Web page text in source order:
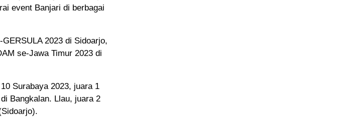
event Banjari di berbagai
2023 di Sidoarjo,
se-Jawa Timur 2023 di
Surabaya 2023, juara 1
Bangkalan. Llau, juara 2